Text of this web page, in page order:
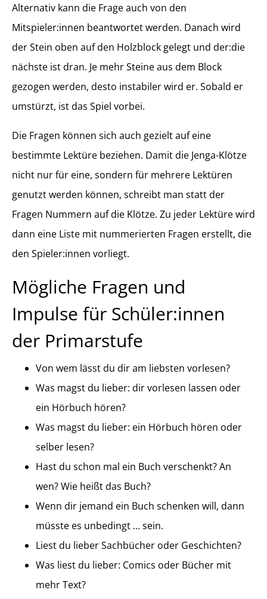
Alternativ kann die Frage auch von den
Mitspieler:innen beantwortet werden. Danach wird
der Stein oben auf den Holzblock gelegt und der:die
nächste ist dran. Je mehr Steine aus dem Block
gezogen werden, desto instabiler wird er. Sobald er
umstürzt, ist das Spiel vorbei.
Die Fragen können sich auch gezielt auf eine
bestimmte Lektüre beziehen. Damit die Jenga-Klötze
nicht nur für eine, sondern für mehrere Lektüren
genutzt werden können, schreibt man statt der
Fragen Nummern auf die Klötze. Zu jeder Lektüre wird
dann eine Liste mit nummerierten Fragen erstellt, die
den Spieler:innen vorliegt.
Mögliche Fragen und
Impulse für Schüler:innen
der Primarstufe
Von wem lässt du dir am liebsten vorlesen?
Was magst du lieber: dir vorlesen lassen oder
ein Hörbuch hören?
Was magst du lieber: ein Hörbuch hören oder
selber lesen?
Hast du schon mal ein Buch verschenkt? An
wen? Wie heißt das Buch?
Wenn dir jemand ein Buch schenken will, dann
müsste es unbedingt … sein.
Liest du lieber Sachbücher oder Geschichten?
Was liest du lieber: Comics oder Bücher mit
mehr Text?